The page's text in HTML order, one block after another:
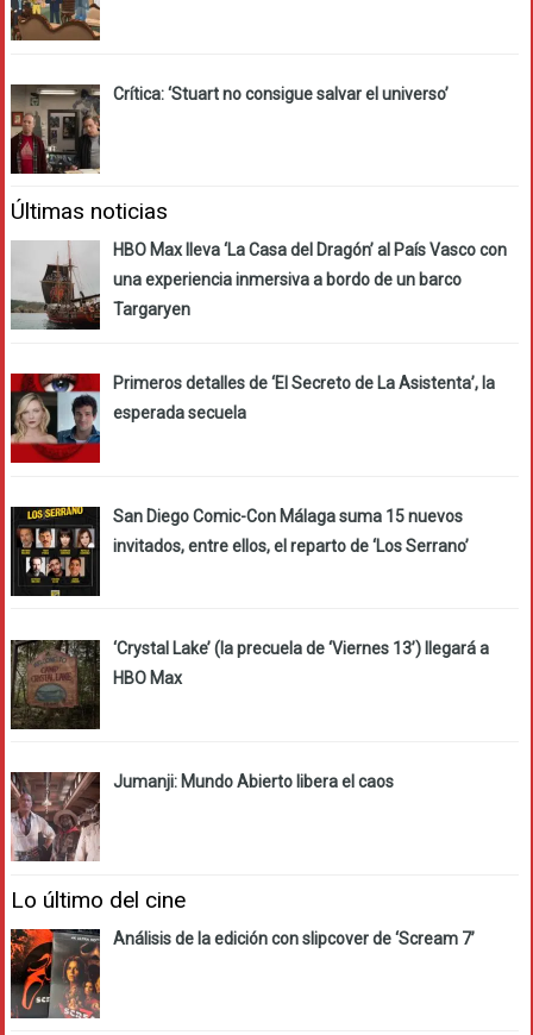
Crítica: ‘Stuart no consigue salvar el universo’
Últimas noticias
HBO Max lleva ‘La Casa del Dragón’ al País Vasco con
una experiencia inmersiva a bordo de un barco
Targaryen
Primeros detalles de ‘El Secreto de La Asistenta’, la
esperada secuela
San Diego Comic-Con Málaga suma 15 nuevos
invitados, entre ellos, el reparto de ‘Los Serrano’
‘Crystal Lake’ (la precuela de ‘Viernes 13’) llegará a
HBO Max
Jumanji: Mundo Abierto libera el caos
Lo último del cine
Análisis de la edición con slipcover de ‘Scream 7’